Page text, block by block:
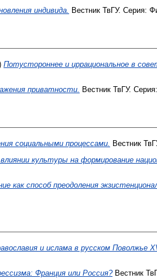
индивида. Вестник ТвГУ. Серия:
Потустороннее и иррациональное в
приватности. Вестник ТвГУ.
социальными процессами. Вестник
культуры на формирование
как способ преодоления
и ислама в русском Поволжье
Франция или Россия?Вестник